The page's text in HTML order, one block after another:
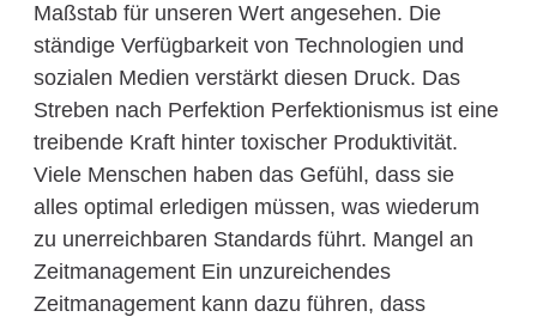
Maßstab für unseren Wert angesehen. Die
ständige Verfügbarkeit von Technologien und
sozialen Medien verstärkt diesen Druck. Das
Streben nach Perfektion Perfektionismus ist eine
treibende Kraft hinter toxischer Produktivität.
Viele Menschen haben das Gefühl, dass sie
alles optimal erledigen müssen, was wiederum
zu unerreichbaren Standards führt. Mangel an
Zeitmanagement Ein unzureichendes
Zeitmanagement kann dazu führen, dass